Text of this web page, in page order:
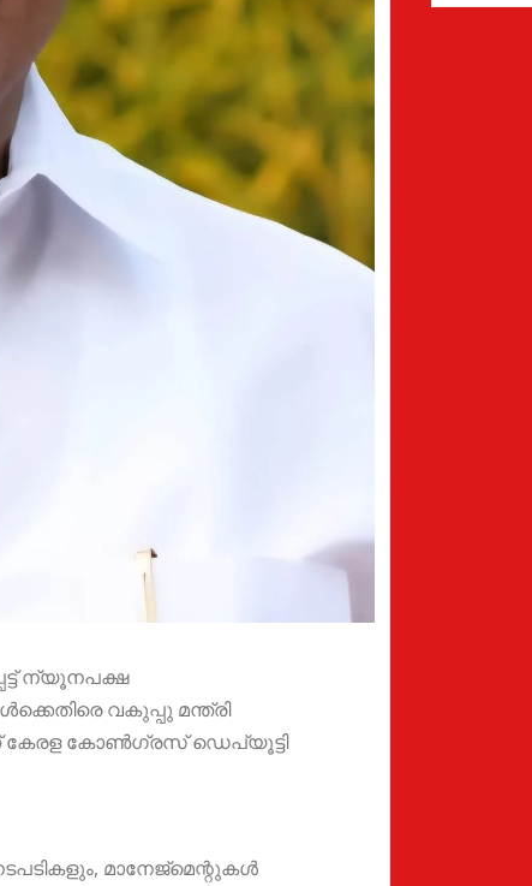
ന്യൂനപക്ഷ
വകുപ്പു മന്ത്രി
കേരള കോൺഗ്രസ് ഡെപ്യൂട്ടി
മാനേജ്മെന്റുകൾ